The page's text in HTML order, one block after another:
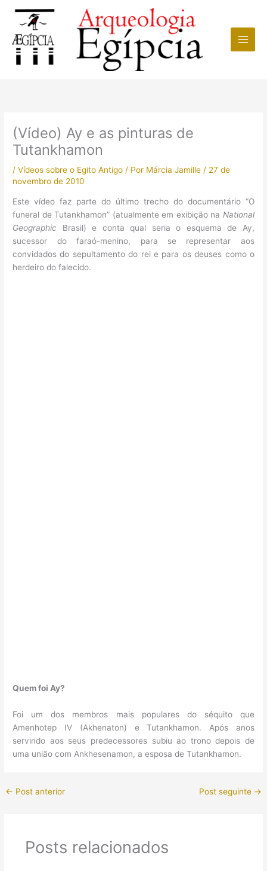
conteúdo
(Vídeo) Ay e as pinturas de
Tutankhamon
/Vídeos sobre o Egito Antigo / Por Márcia Jamille / 27 de
novembro de 2010
Este vídeo faz parte do último trecho do documentário “O
funeral de Tutankhamon” (atualmente em exibição na National
Geographic Brasil) e conta qual seria o esquema de Ay,
sucessor do faraó-menino, para se representar aos
convidados do sepultamento do rei e para os deuses como o
herdeiro do falecido.
Quem foi Ay?
Foi um dos membros mais populares do séquito que
Amenhotep IV (Akhenaton) e Tutankhamon. Após anos
servindo aos seus predecessores subiu ao trono depois de
uma união com Ankhesenamon, a esposa de Tutankhamon.
← Post anterior Post seguinte →
Posts relacionados